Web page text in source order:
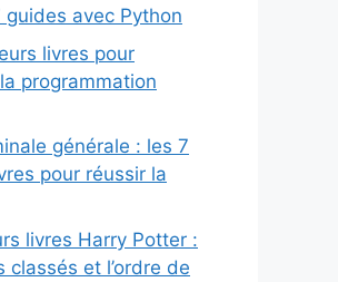
guides avec Python
livres pour
programmation
générale : les 7
pour réussir la
livres Harry Potter :
classés et l’ordre de